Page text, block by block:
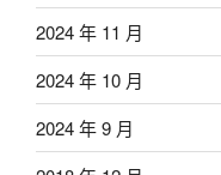
2024 年 11 月
2024 年 10 月
2024 年 9 月